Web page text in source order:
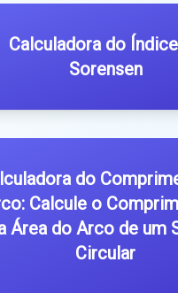
Calculadora do
Sorensen
do
Calcule o
Área do Arco de um
Circular